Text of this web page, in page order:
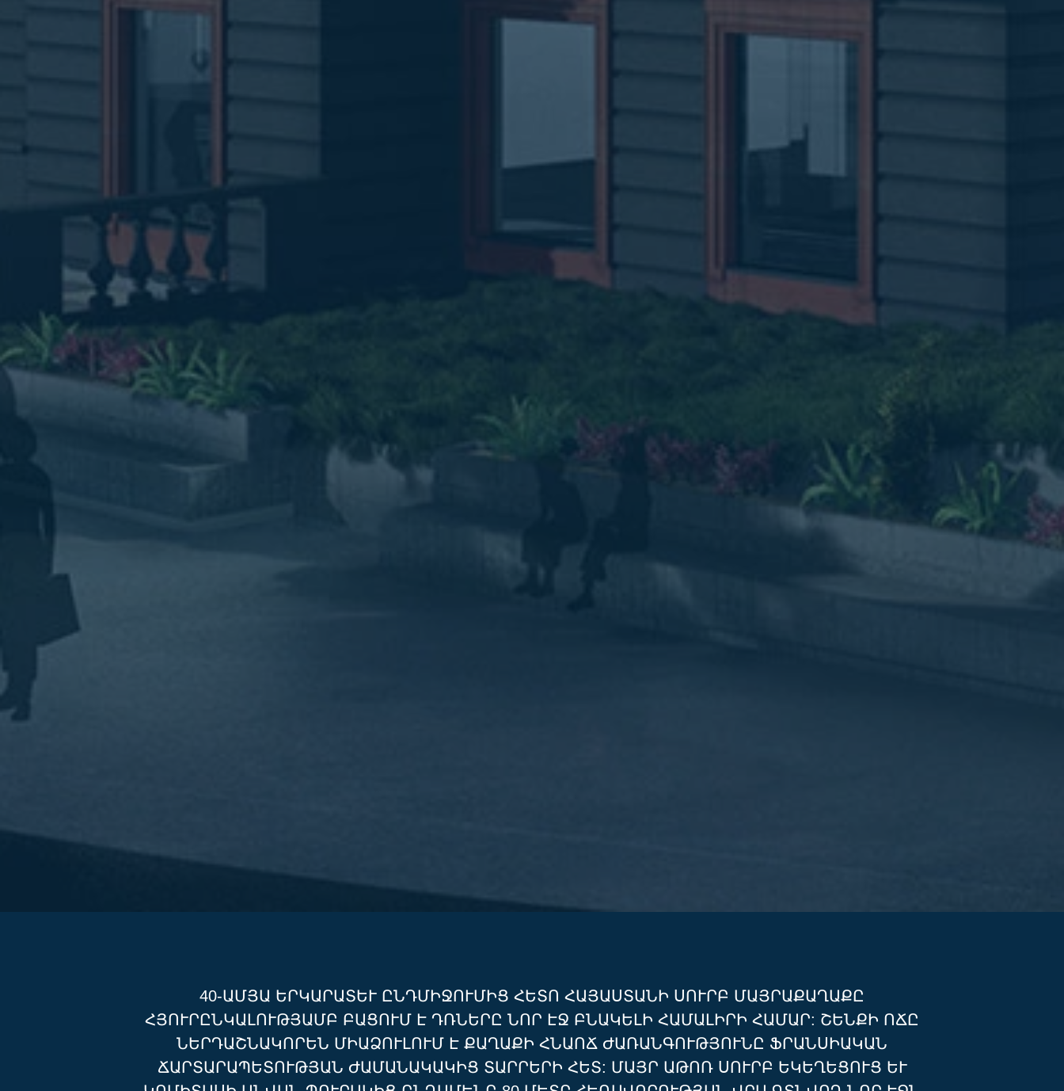
40-ԱՄՅԱ ԵՐԿԱՐԱՏԵՒ ԸՆԴՄԻՋՈՒՄԻՑ ՀԵՏՈ ՀԱՅԱՍՏԱՆԻ ՍՈՒՐԲ ՄԱՅՐԱՔԱՂԱՔԸ Հ
ՅՈՒՐԸՆԿԱԼՈՒԹՅԱՄԲ ԲԱՑՈՒՄ Է ԴՌՆԵՐԸ ՆՈՐ ԷՋ ԲՆԱԿԵԼԻ ՀԱՄԱԼԻՐԻ ՀԱՄԱՐ: ՇԵՆՔԻ ՈՃԸ Ն
ԵՐԴԱՇՆԱԿՈՐԵՆ ՄԻԱՁՈՒԼՈՒՄ Է ՔԱՂԱՔԻ ՀՆԱՈՃ ԺԱՌԱՆԳՈՒԹՅՈՒՆԸ ՖՐԱՆՍԻԱԿԱՆ Ճ
ԱՐՏԱՐԱՊԵՏՈՒԹՅԱՆ ԺԱՄԱՆԱԿԱԿԻՑ ՏԱՐՐԵՐԻ ՀԵՏ: ՄԱՅՐ ԱԹՈՌ ՍՈՒՐԲ ԵԿԵՂԵՑՈՒՑ ԵՒ ԿՈ